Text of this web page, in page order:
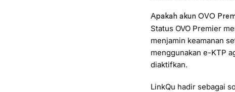
Apakah akun OVO
Status OVO Premier
menjamin keamanan
menggunakan e-KTP
diaktifkan.
LinkQu hadir sebagai